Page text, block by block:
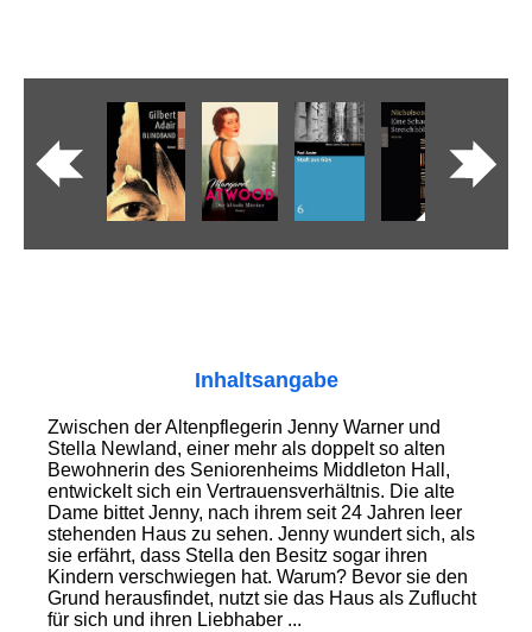
Inhaltsangabe
Zwischen der Altenpflegerin Jenny Warner und
Stella Newland, einer mehr als doppelt so alten
Bewohnerin des Seniorenheims Middleton Hall,
entwickelt sich ein Ver­trauens­verhältnis. Die alte
Dame bittet Jenny, nach ihrem seit 24 Jahren leer
stehenden Haus zu sehen. Jenny wundert sich, als
sie erfährt, dass Stella den Besitz sogar ihren
Kindern verschwiegen hat. Warum? Bevor sie den
Grund heraus­findet, nutzt sie das Haus als Zuflucht
für sich und ihren Liebhaber ...